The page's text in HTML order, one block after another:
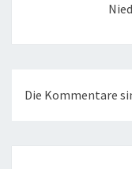
Die Kommentare